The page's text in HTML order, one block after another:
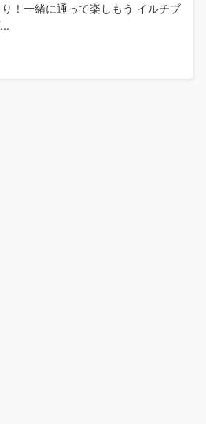
！一緒に通って楽しもう イルチブ